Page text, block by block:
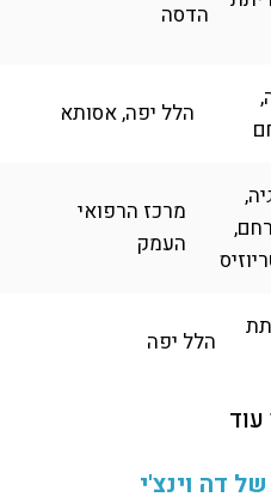
הדסה
הלל יפה, אסותא
מרכז הרפואי
העמק
הלל יפה
דה וינצ'י